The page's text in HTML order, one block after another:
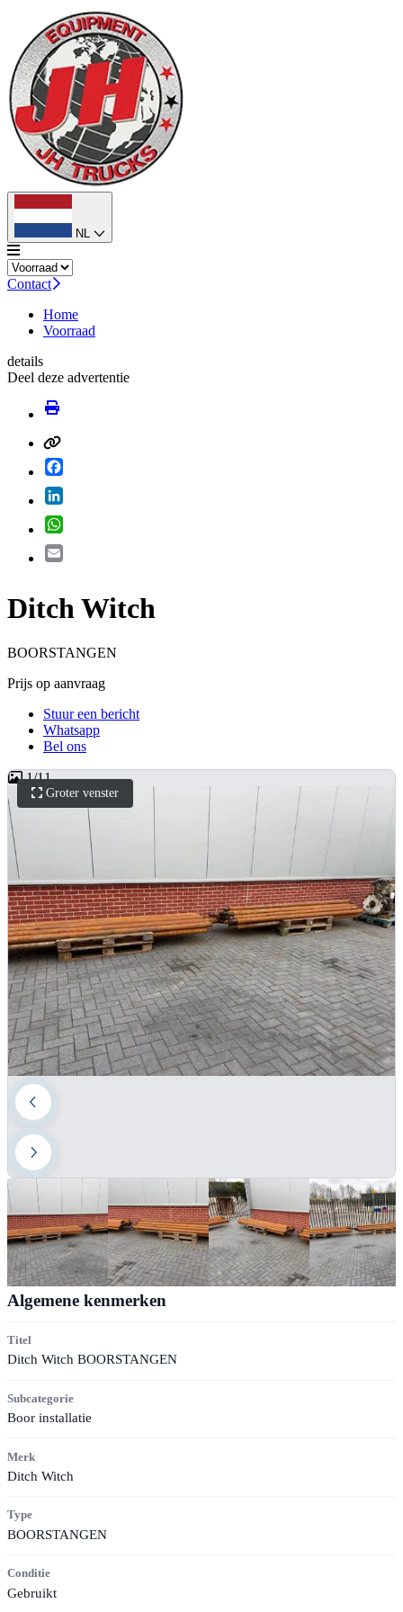
NL
Contact
Home
Voorraad
details
Deel deze advertentie
Ditch Witch
BOORSTANGEN
Prijs op aanvraag
Stuur een bericht
Whatsapp
Bel ons
Groter venster
1/11
Algemene kenmerken
Titel
Ditch Witch BOORSTANGEN
Subcategorie
Boor installatie
Merk
Ditch Witch
Type
BOORSTANGEN
Conditie
Gebruikt